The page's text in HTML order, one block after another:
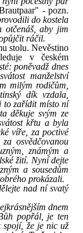
- pozn.
do kostela
otčenáš, aby jim
ráčil.
stolu. Nevěstino
v českém
poněvadž dnes
manželství
milým rodičům,
dík vzdala,
to zařídit místo ní
děkuje svým ze
křtu a byla
víře, za poctivé
osvědčovanou
známým a
žití. Nyní dejte
a sousedům
prokázali.
nad ní svatý
dnem
popřál, je ten
spojí, že je nic už